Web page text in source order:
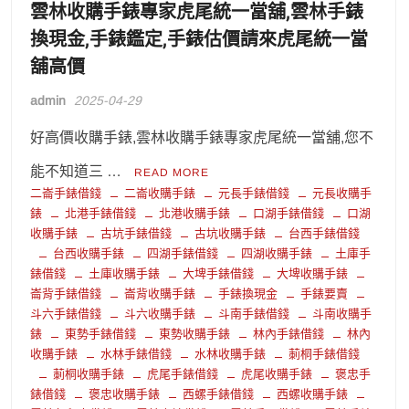
雲林收購手錶專家虎尾統一當舖,雲林手錶
換現金,手錶鑑定,手錶估價請來虎尾統一當
舖高價
admin 2025-04-29
好高價收購手錶,雲林收購手錶專家虎尾統一當舖,您不
能不知道三 … READ MORE
二崙手錶借錢 二崙收購手錶 元長手錶借錢
元長收購手
錶
北港手錶借錢 北港收購手錶 口湖手錶借錢
口湖
收購手錶
古坑手錶借錢 古坑收購手錶
台西手錶借錢
台西收購手錶
四湖手錶借錢 四湖收購手錶
土庫手
錶借錢
土庫收購手錶 大埤手錶借錢
大埤收購手錶
崙背手錶借錢
崙背收購手錶 手錶換現金
手錶要賣
斗六手錶借錢
斗六收購手錶 斗南手錶借錢
斗南收購手
錶
東勢手錶借錢 東勢收購手錶 林內手錶借錢
林內
收購手錶
水林手錶借錢 水林收購手錶
莿桐手錶借錢
莿桐收購手錶
虎尾手錶借錢 虎尾收購手錶
褒忠手
錶借錢
褒忠收購手錶 西螺手錶借錢
西螺收購手錶